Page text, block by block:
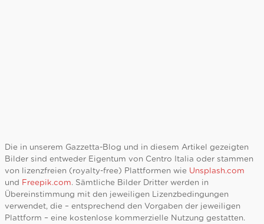
Die in unserem Gazzetta-Blog und in diesem Artikel gezeigten
Bilder sind entweder Eigentum von Centro Italia oder stammen
von lizenzfreien (royalty-free) Plattformen wie Unsplash.com
und Freepik.com. Sämtliche Bilder Dritter werden in
Übereinstimmung mit den jeweiligen Lizenzbedingungen
verwendet, die – entsprechend den Vorgaben der jeweiligen
Plattform – eine kostenlose kommerzielle Nutzung gestatten.